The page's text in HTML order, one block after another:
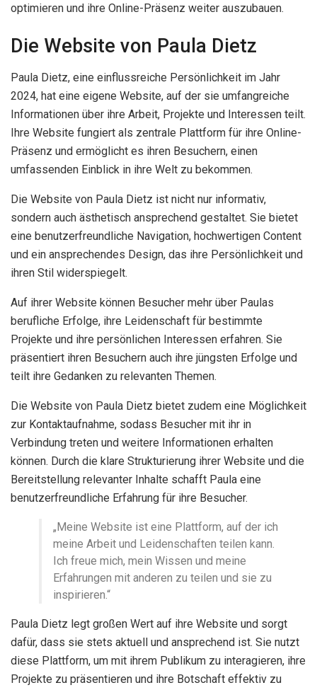
optimieren und ihre Online-Präsenz weiter auszubauen.
Die Website von Paula Dietz
Paula Dietz, eine einflussreiche Persönlichkeit im Jahr
2024, hat eine eigene Website, auf der sie umfangreiche
Informationen über ihre Arbeit, Projekte und Interessen teilt.
Ihre Website fungiert als zentrale Plattform für ihre Online-
Präsenz und ermöglicht es ihren Besuchern, einen
umfassenden Einblick in ihre Welt zu bekommen.
Die Website von Paula Dietz ist nicht nur informativ,
sondern auch ästhetisch ansprechend gestaltet. Sie bietet
eine benutzerfreundliche Navigation, hochwertigen Content
und ein ansprechendes Design, das ihre Persönlichkeit und
ihren Stil widerspiegelt.
Auf ihrer Website können Besucher mehr über Paulas
berufliche Erfolge, ihre Leidenschaft für bestimmte
Projekte und ihre persönlichen Interessen erfahren. Sie
präsentiert ihren Besuchern auch ihre jüngsten Erfolge und
teilt ihre Gedanken zu relevanten Themen.
Die Website von Paula Dietz bietet zudem eine Möglichkeit
zur Kontaktaufnahme, sodass Besucher mit ihr in
Verbindung treten und weitere Informationen erhalten
können. Durch die klare Strukturierung ihrer Website und die
Bereitstellung relevanter Inhalte schafft Paula eine
benutzerfreundliche Erfahrung für ihre Besucher.
„Meine Website ist eine Plattform, auf der ich
meine Arbeit und Leidenschaften teilen kann.
Ich freue mich, mein Wissen und meine
Erfahrungen mit anderen zu teilen und sie zu
inspirieren.“
Paula Dietz legt großen Wert auf ihre Website und sorgt
dafür, dass sie stets aktuell und ansprechend ist. Sie nutzt
diese Plattform, um mit ihrem Publikum zu interagieren, ihre
Projekte zu präsentieren und ihre Botschaft effektiv zu